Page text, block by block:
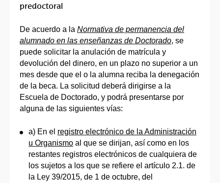
predoctoral
De acuerdo a la Normativa de permanencia del
alumnado en las enseñanzas de Doctorado, se
puede solicitar la anulación de matrícula y
devolución del dinero, en un plazo no superior a un
mes desde que el o la alumna reciba la denegación
de la beca. La solicitud deberá dirigirse a la
Escuela de Doctorado, y podrá presentarse por
alguna de las siguientes vías:
a) En el registro electrónico de la Administración
u Organismo al que se dirijan, así como en los
restantes registros electrónicos de cualquiera de
los sujetos a los que se refiere el artículo 2.1. de
la Ley 39/2015, de 1 de octubre, del